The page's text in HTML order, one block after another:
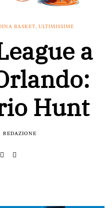
BASKET, ULTIMISSIME
a
Hunt
REDAZIONE